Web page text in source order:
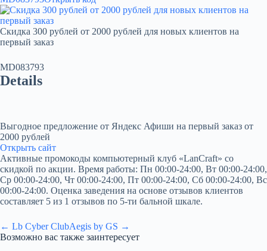
Скидка 300 рублей от 2000 рублей для новых клиентов на
первый заказ
MD083793
Details
Выгодное предложение от Яндекс Афиши на первый заказ от
2000 рублей
Открыть сайт
Активные промокоды компьютерный клуб «LanCraft» со
скидкой по акции. Время работы: Пн 00:00-24:00, Вт 00:00-24:00,
Ср 00:00-24:00, Чт 00:00-24:00, Пт 00:00-24:00, Сб 00:00-24:00, Вс
00:00-24:00. Оценка заведения на основе отзывов клиентов
составляет 5 из 1 отзывов по 5-ти бальной шкале.
← Lb Cyber ClubAegis by GS →
Возможно вас также заинтересует